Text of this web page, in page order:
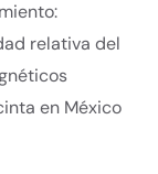
relativa del
en México